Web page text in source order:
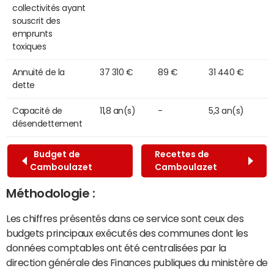
collectivités ayant
souscrit des
emprunts
toxiques
Annuité de la
dette
37 310 € 89 € 31 440 €
Capacité de
désendettement
11,8 an(s) - 5,3 an(s)
Budget de
Camboulazet
Recettes de
Camboulazet
Méthodologie :
Les chiffres présentés dans ce service sont ceux des
budgets principaux exécutés des communes dont les
données comptables ont été centralisées par la
direction générale des Finances publiques du ministère de